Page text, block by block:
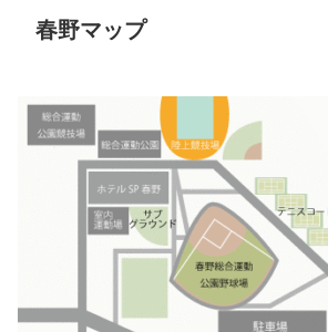
春野マップ